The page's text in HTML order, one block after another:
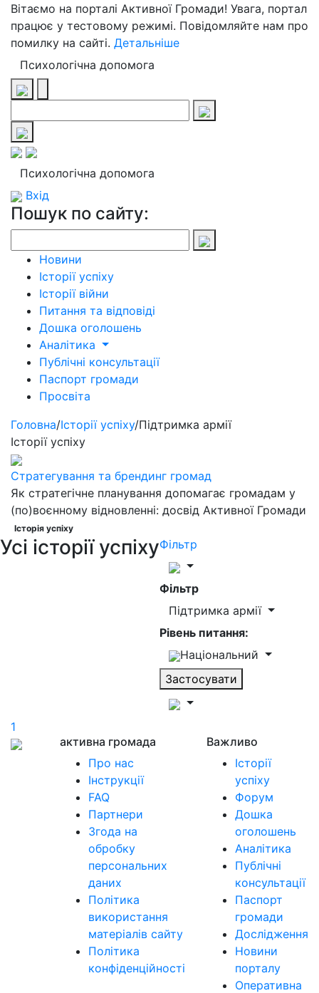
Вітаємо на порталі Активної Громади! Увага, портал
працює у тестовому режимі. Повідомляйте нам про
помилку на сайті. Детальніше
Психологічна допомога
Психологічна допомога
Вхід
Пошук по сайту:
Новини
Історії успіху
Історії війни
Питання та відповіді
Дошка оголошень
Аналітика
Публічні консультації
Паспорт громади
Просвіта
Головна/Історії успіху/Підтримка армії
Історії успіху
Стратегування та брендинг громад
Як стратегічне планування допомагає громадам у
(по)воєнному відновленні: досвід Активної Громади
Історія успіху
Усі історії успіхуФільтр
Фільтр
Підтримка армії
Рівень питання:
Національний
Застосувати
1
активна громада
Про нас
Інструкції
FAQ
Партнери
Згода на
обробку
персональних
даних
Політика
використання
матеріалів сайту
Політика
конфіденційності
Важливо
Історії
успіху
Форум
Дошка
оголошень
Аналітика
Публічні
консультації
Паспорт
громади
Дослідження
Новини
порталу
Оперативна